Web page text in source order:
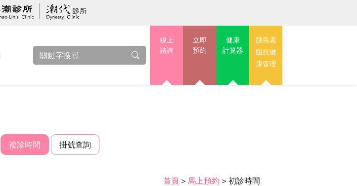
線上
諮詢
立即
預約
健康
計算器
胰島素
阻抗健
康管理
複診時間 掛號查詢
首頁> 馬上預約 > 初診時間